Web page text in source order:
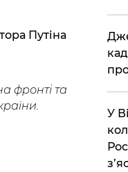
Путіна
фронті та
​У